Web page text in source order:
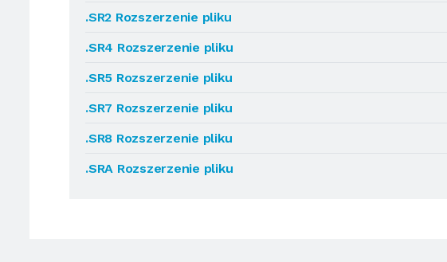
.SR2 Rozszerzenie pliku
.SR4 Rozszerzenie pliku
.SR5 Rozszerzenie pliku
.SR7 Rozszerzenie pliku
.SR8 Rozszerzenie pliku
.SRA Rozszerzenie pliku